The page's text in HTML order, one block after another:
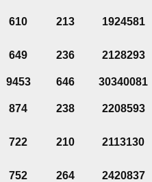
610 213 1924581
649 236 2128293
9453 646
30340081
874 238 2208593
722 210 2113130
752 264 2420837